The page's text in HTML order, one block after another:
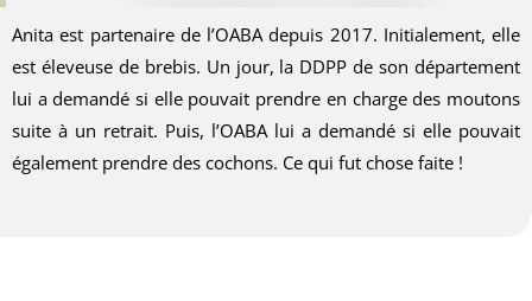
Anita est partenaire de l’OABA depuis 2017. Initialement, elle
est éleveuse de brebis. Un jour, la DDPP de son département
lui a demandé si elle pouvait prendre en charge des moutons
suite à un retrait. Puis, l’OABA lui a demandé si elle pouvait
également prendre des cochons. Ce qui fut chose faite !